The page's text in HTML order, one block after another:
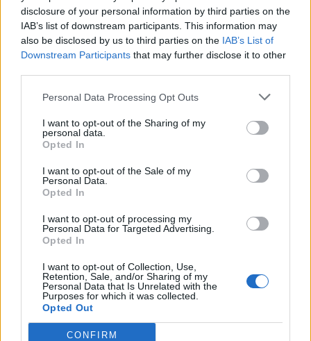
disclosure of your personal information by third parties on the
IAB’s list of downstream participants. This information may
also be disclosed by us to third parties on the IAB’s List of
Downstream Participants that may further disclose it to other
Personal Data Processing Opt Outs
I want to opt-out of the Sharing of my
personal data.
Opted In
I want to opt-out of the Sale of my
Personal Data.
Opted In
I want to opt-out of processing my
Personal Data for Targeted Advertising.
Opted In
I want to opt-out of Collection, Use,
Retention, Sale, and/or Sharing of my
Personal Data that Is Unrelated with the
Purposes for which it was collected.
Opted Out
CONFIRM
Classic
Riepilogo stagione
Titolare
Entrato 1 - 6%